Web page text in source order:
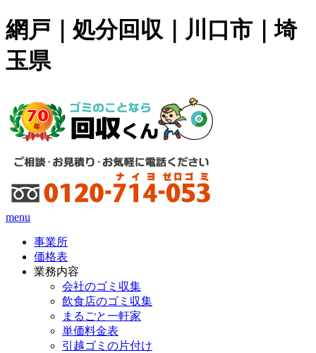
網戸｜処分回収｜川口市｜埼
玉県
menu
事業所
価格表
業務内容
会社のゴミ収集
飲食店のゴミ収集
まるごと一軒家
単価料金表
引越ゴミの片付け